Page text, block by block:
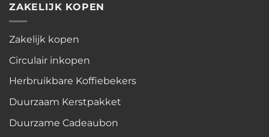
ZAKELIJK KOPEN
Zakelijk kopen
Circulair inkopen
Herbruikbare Koffiebekers
Duurzaam Kerstpakket
Duurzame Cadeaubon